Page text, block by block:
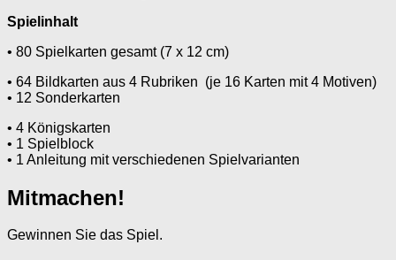
Spielinhalt
• 80 Spielkarten gesamt (7 x 12 cm)
• 64 Bildkarten aus 4 Rubriken (je 16 Karten mit 4 Motiven)
• 12 Sonderkarten
• 4 Königskarten
• 1 Spielblock
• 1 Anleitung mit verschiedenen Spielvarianten
Mitmachen!
Gewinnen Sie das Spiel.